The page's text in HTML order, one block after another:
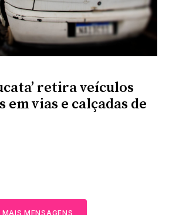
retira veículos
em vias e calçadas de
MAIS MENSAGENS